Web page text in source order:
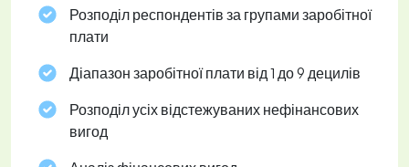
Розподіл респондентів за групами заробітної
плати
Діапазон заробітної плати від 1 до 9 децилів
Розподіл усіх відстежуваних нефінансових
вигод